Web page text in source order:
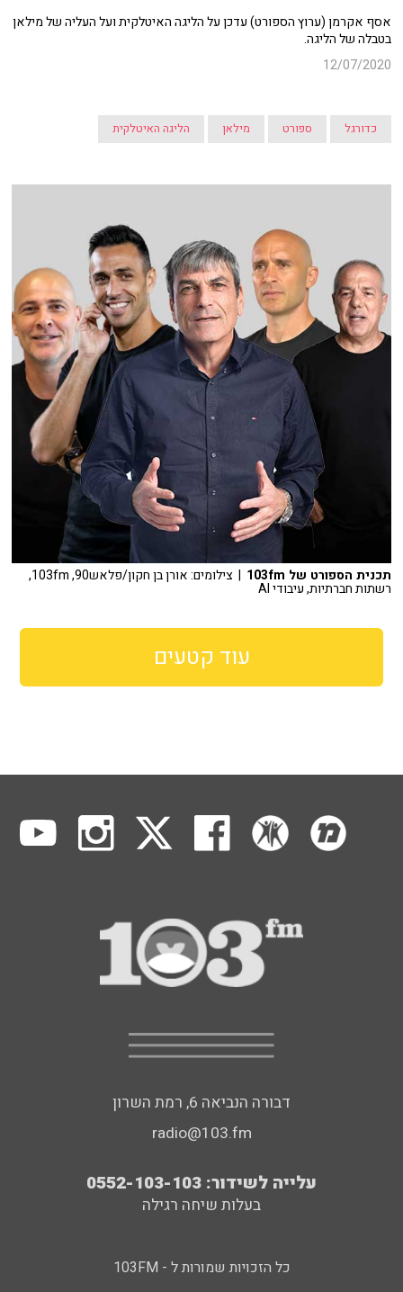
אסף אקרמן (ערוץ הספורט) עדכן על הליגה האיטלקית ועל העליה של מילאן
בטבלה של הליגה.
12/07/2020
כדורגל ספורט מילאן הליגה האיטלקית
תכנית הספורט של 103fm | צילומים: אורן בן חקון/פלאש90, 103fm,
רשתות חברתיות, עיבודי AI
עוד קטעים
דבורה הנביאה 6, רמת השרון
radio@103.fm
עלייה לשידור: 0552-103-103
בעלות שיחה רגילה
כל הזכויות שמורות ל - 103FM